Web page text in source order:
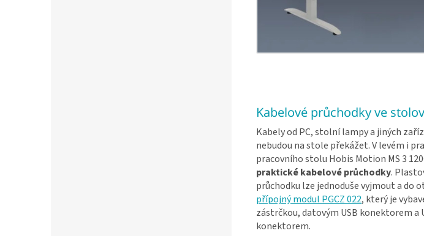
Kabelové průchodky ve
Kabely od PC, stolní lampy a jiných
nebudou na stole překážet. V levém i
pracovního stolu Hobis Motion MS 3
praktické kabelové průchodky.
průchodku lze jednoduše vyjmout a do
přípojný modul PGCZ 022, který je
zástrčkou, datovým USB konektorem a
konektorem.